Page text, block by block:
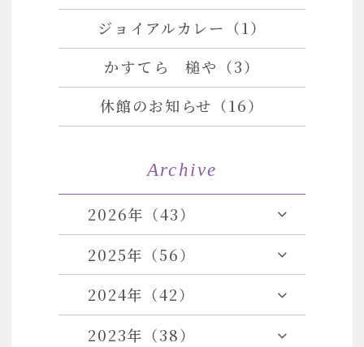
ジョイアルカレー（1）
かすてら 槌や（3）
休館のお知らせ（16）
Archive
2026年（43）
2025年（56）
2024年（42）
2023年（38）